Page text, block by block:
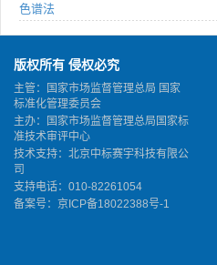
色谱法
版权所有 侵权必究
主管：国家市场监督管理总局 国家
标准化管理委员会
主办：国家市场监督管理总局国家标
准技术审评中心
技术支持：北京中标赛宇科技有限公
司
支持电话：010-82261054
备案号： 京ICP备18022388号-1